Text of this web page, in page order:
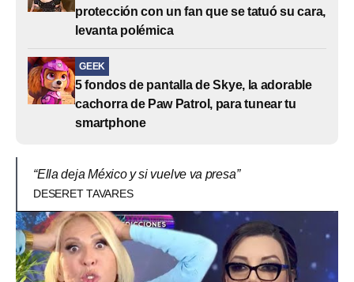
protección con un fan que se tatuó su cara,
levanta polémica
GEEK
5 fondos de pantalla de Skye, la adorable
cachorra de Paw Patrol, para tunear tu
smartphone
“Ella deja México y si vuelve va presa”
DESERET TAVARES